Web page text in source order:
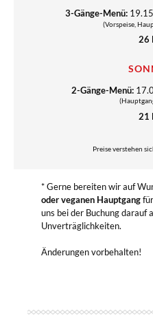
3-Gänge-Menü:19.15
(Vorspeise,
26
2-Gänge-Menü:
21
Preise verstehen
* Gerne bereiten wir auf
oder veganen Hauptgang
uns bei der Buchung darauf
Unverträglichkeiten.
Änderungen vorbehalten!